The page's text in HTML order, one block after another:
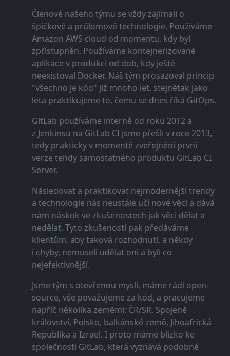
Členové našeho týmu se vždy zajímali o
špičkové a průlomové technologie. Používáme
Amazon AWS cloud od momentu, kdy byl
zpřístupněn. Používáme kontejnerizované
aplikace v produkci od dob, kdy ještě
neexistoval Docker. Náš tým prosazoval princip
"všechno je kód" již mnoho let, stejnětak jako
leta praktikujeme to, čemu se dnes říká GitOps.
GitLab používáme interně od roku 2012 a
z Jenkinsu na GitLab CI jsme přešli v roce 2013,
tedy prakticky v momentě zveřejnění první
verze tehdy samostatného produktu GitLab CI
Server.
Následovat a praktikovat nejmodernější trendy
a technologie nás neustále učí nové věci a dává
nám náskok ve zkušenostech jak věci dělat a
nedělat. Tyto zkušenosti pak předáváme
klientům, aby taková rozhodnutí, a někdy
i chyby, nemuseli udělat oni a byli co
nejefektivnější.
Jsme tým s otevřenou myslí, máme rádi open-
source, vše považujeme za kód, a pracujeme
napříč několika zeměmi: ČR/SR, Spojené
království, Polsko, balkánské země, Jihoafrická
Republika a Izrael. I proto máme blízko ke
společnosti GitLab, která vyznává podobné